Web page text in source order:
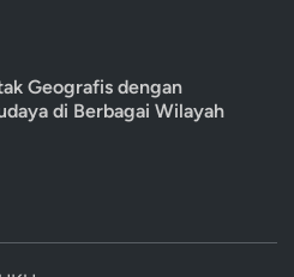
Geografis dengan
di Berbagai Wilayah